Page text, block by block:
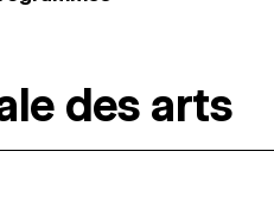
des arts